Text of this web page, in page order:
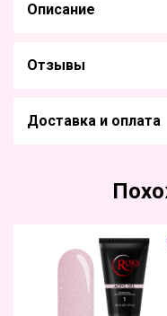
Описание
Отзывы
Доставка и оплата